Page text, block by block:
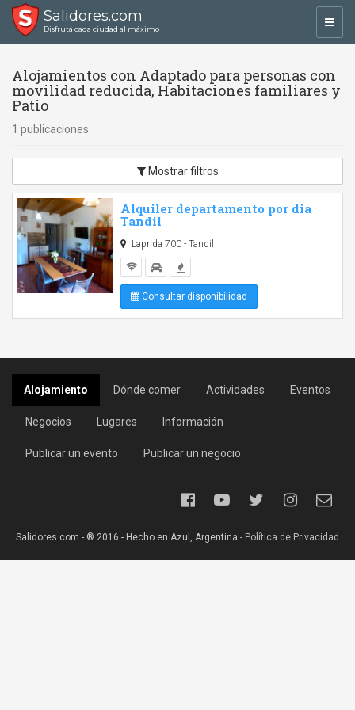
Salidores.com
Disfrutá cada ciudad al máximo
Alojamientos con Adaptado para personas con
movilidad reducida, Habitaciones familiares y
Patio
1 publicaciones
Mostrar filtros
Alquiler departamento por dia
Tandil
Laprida 700 - Tandil
Consultar disponibilidad
Alojamiento Dónde comer Actividades Eventos
Negocios Lugares Información
Publicar un evento Publicar un negocio
Salidores.com - ® 2016 - Hecho en Azul, Argentina - Política de Privacidad